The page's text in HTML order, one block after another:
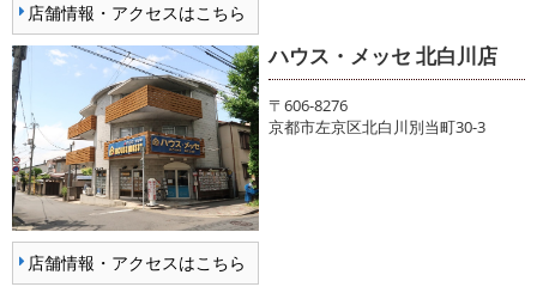
店舗情報・アクセスはこちら
店舗情報・アクセスはこちら
ハウス・メッセ 北白川店
〒606-8276
京都市左京区北白川別当町30-3